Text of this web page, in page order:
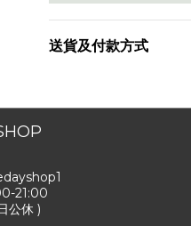
送貨及付款方式
21:00
公休 )